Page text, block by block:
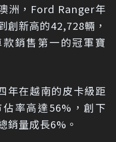
洲，Ford Ranger年
創新高的42,728輛，
銷售第一的冠軍寶
年在越南的皮卡級距
率高達56%，創下
銷量成長6%。